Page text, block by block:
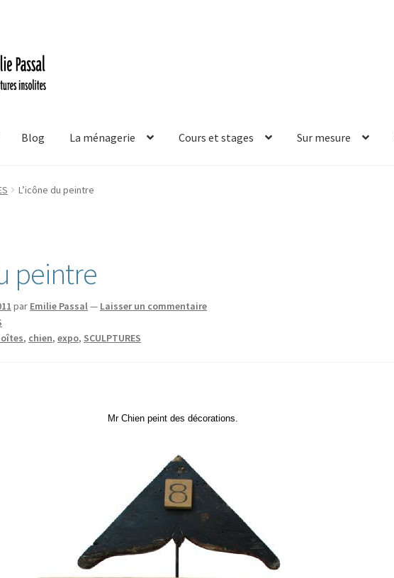
Blog La ménagerie Cours et stages Sur mesure
L’icône du peintre
peintre
par Emilie Passal— Laisser un commentaire
, chien,expo, SCULPTURES
Mr Chien peint des décorations.